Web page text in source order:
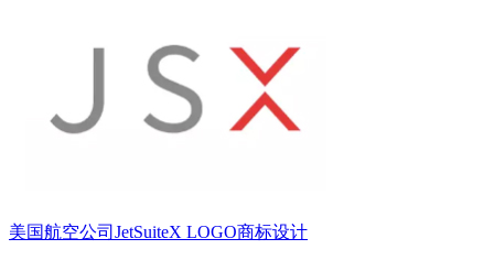
美国航空公司JetSuiteX LOGO商标设计